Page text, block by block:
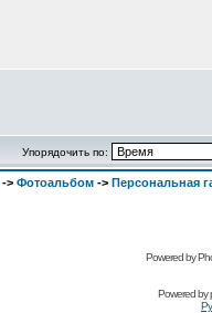
Упорядочить по:
-> Фотоальбом -> Персональная
Powered by
Powered by